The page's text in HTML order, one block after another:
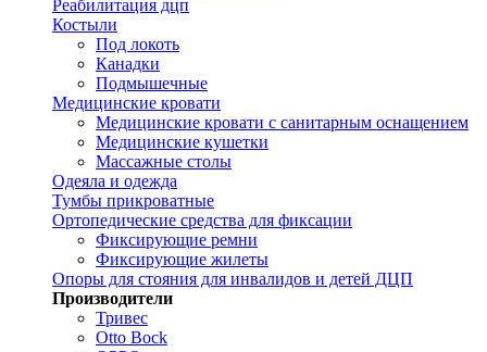
Реабилитация дцп
Костыли
Под локоть
Канадки
Подмышечные
Медицинские кровати
Медицинские кровати с санитарным оснащением
Медицинские кушетки
Массажные столы
Одеяла и одежда
Тумбы прикроватные
Ортопедические средства для фиксации
Фиксирующие ремни
Фиксирующие жилеты
Опоры для стояния для инвалидов и детей ДЦП
Производители
Тривес
Otto Bock